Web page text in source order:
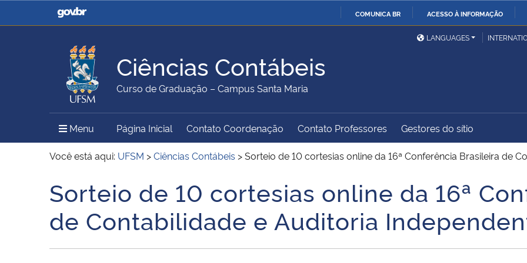
COMUNICA BR ACESSO À INFORMAÇÃO
Casa Civil
Ministério da Justiça e
Ministério da Defesa
Ministério das Relações
Exteriores
Ministério da Agricultura,
Pecuária e Abastecimento
Ministério da Educação Ministério da Cidadania
Ministério do Meio Ambiente Ministério do Turismo
Ministério do
Desenvolvimento Regional
Controladoria-Geral da
União
Secretaria de Governo
Gabinete de Segurança
Institucional
Advocacia-Geral da União Banco Central do Brasil
LANGUAGES
Ciências Contábeis
Curso de Graduação – Campus Santa Maria
Menu Menu Principal do Sítio
Página Inicial Contato Coordenação Contato Professores Gestores do sítio
Você está aqui: UFSM >Ciências Contábeis >Sorteio de 10 cortesias online da 16ª Conferência Brasileira de
Início do conteúdo
Sorteio de 10 cortesias online da 16ª
de Contabilidade e Auditoria